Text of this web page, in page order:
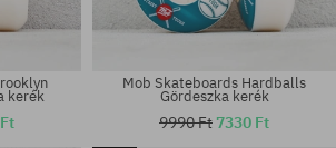
kerék
Mob Skateboards Hardballs
Gördeszka kerék
9990 Ft 7330 Ft